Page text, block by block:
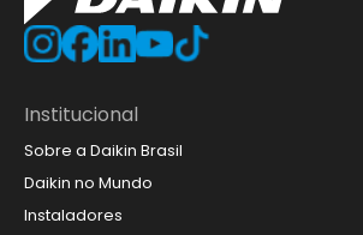
Institucional
Sobre a Daikin Brasil
Daikin no Mundo
Instaladores